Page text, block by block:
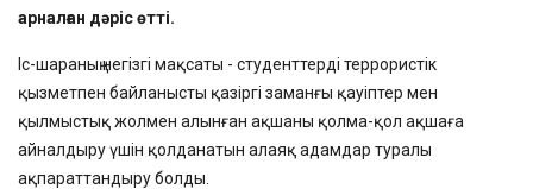
арналған дәріс өтті.
Іс-шараның негізгі мақсаты - студенттерді террористік
қызметпен байланысты қазіргі заманғы қауіптер мен
қылмыстық жолмен алынған ақшаны қолма-қол ақшаға
айналдыру үшін қолданатын алаяқ адамдар туралы
ақпараттандыру болды.